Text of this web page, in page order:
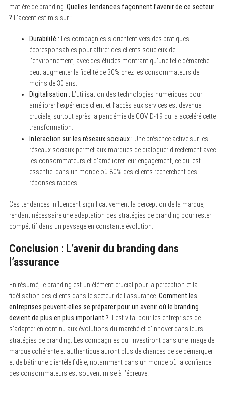
matière de branding. Quelles tendances façonnent l’avenir de ce secteur
? L’accent est mis sur :
Durabilité : Les compagnies s’orientent vers des pratiques
écoresponsables pour attirer des clients soucieux de
l’environnement, avec des études montrant qu’une telle démarche
peut augmenter la fidélité de 30% chez les consommateurs de
moins de 30 ans.
Digitalisation : L’utilisation des technologies numériques pour
améliorer l’expérience client et l’accès aux services est devenue
cruciale, surtout après la pandémie de COVID-19 qui a accéléré cette
transformation.
Interaction sur les réseaux sociaux : Une présence active sur les
réseaux sociaux permet aux marques de dialoguer directement avec
les consommateurs et d’améliorer leur engagement, ce qui est
essentiel dans un monde où 80% des clients recherchent des
réponses rapides.
Ces tendances influencent significativement la perception de la marque,
rendant nécessaire une adaptation des stratégies de branding pour rester
compétitif dans un paysage en constante évolution.
Conclusion : L’avenir du branding dans
l’assurance
En résumé, le branding est un élément crucial pour la perception et la
fidélisation des clients dans le secteur de l’assurance. Comment les
entreprises peuvent-elles se préparer pour un avenir où le branding
devient de plus en plus important ? Il est vital pour les entreprises de
s’adapter en continu aux évolutions du marché et d’innover dans leurs
stratégies de branding. Les compagnies qui investiront dans une image de
marque cohérente et authentique auront plus de chances de se démarquer
et de bâtir une clientèle fidèle, notamment dans un monde où la confiance
des consommateurs est souvent mise à l’épreuve.